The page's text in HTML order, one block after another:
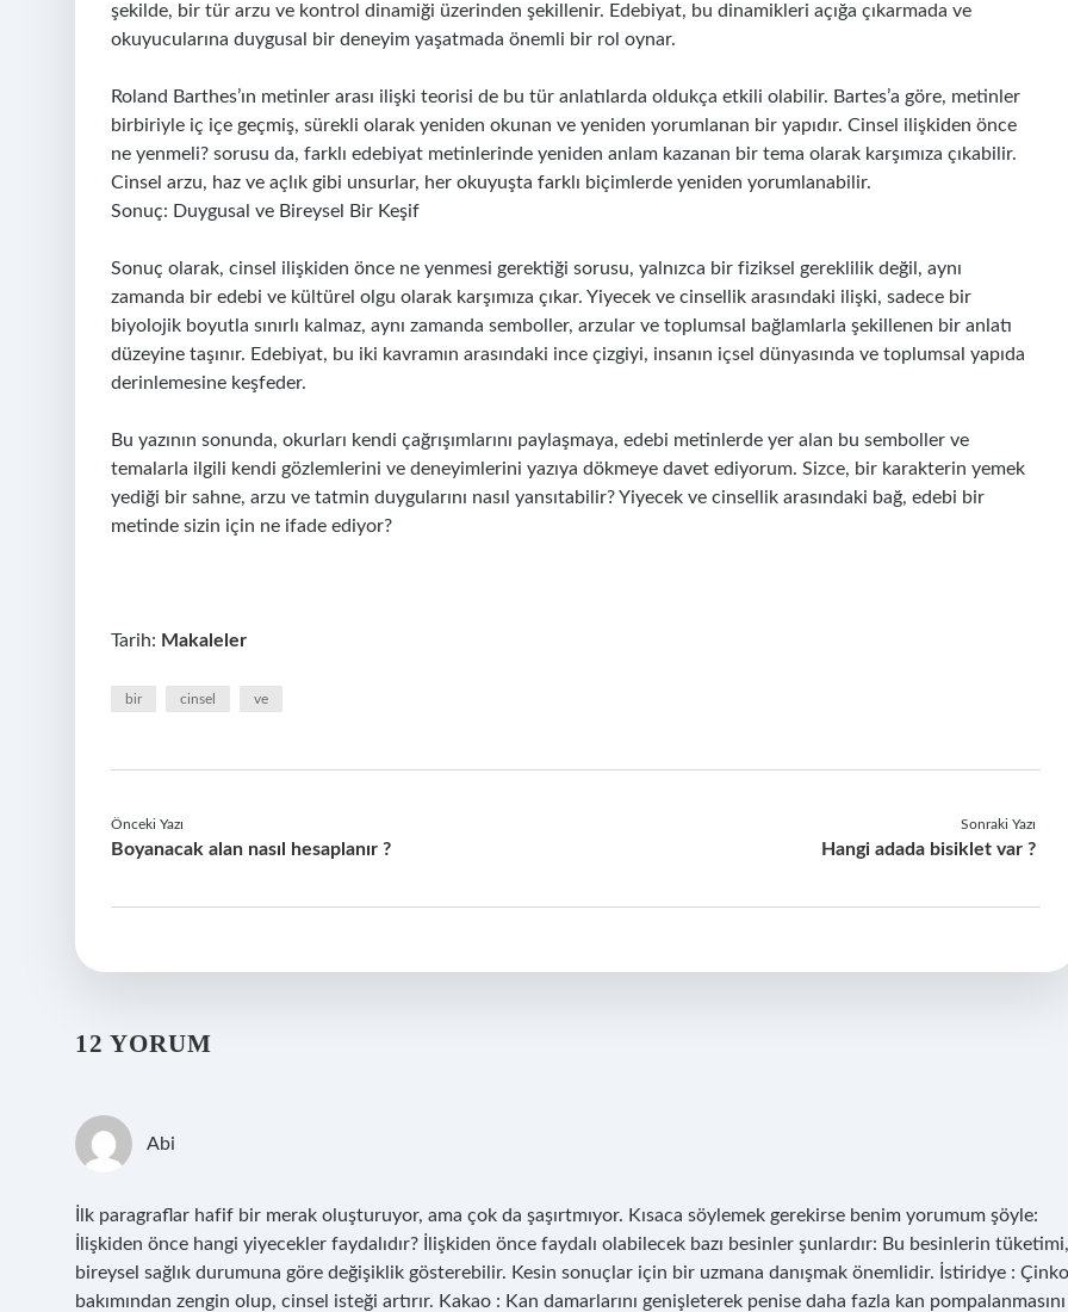
şekilde, bir tür arzu ve kontrol dinamiği üzerinden şekillenir. Edebiyat, bu dinamikleri açığa çıkarmada ve
okuyucularına duygusal bir deneyim yaşatmada önemli bir rol oynar.
Roland Barthes’ın metinler arası ilişki teorisi de bu tür anlatılarda oldukça etkili olabilir. Bartes’a göre, metinler
birbiriyle iç içe geçmiş, sürekli olarak yeniden okunan ve yeniden yorumlanan bir yapıdır. Cinsel ilişkiden önce
ne yenmeli? sorusu da, farklı edebiyat metinlerinde yeniden anlam kazanan bir tema olarak karşımıza çıkabilir.
Cinsel arzu, haz ve açlık gibi unsurlar, her okuyuşta farklı biçimlerde yeniden yorumlanabilir.
Sonuç: Duygusal ve Bireysel Bir Keşif
Sonuç olarak, cinsel ilişkiden önce ne yenmesi gerektiği sorusu, yalnızca bir fiziksel gereklilik değil, aynı
zamanda bir edebi ve kültürel olgu olarak karşımıza çıkar. Yiyecek ve cinsellik arasındaki ilişki, sadece bir
biyolojik boyutla sınırlı kalmaz, aynı zamanda semboller, arzular ve toplumsal bağlamlarla şekillenen bir anlatı
düzeyine taşınır. Edebiyat, bu iki kavramın arasındaki ince çizgiyi, insanın içsel dünyasında ve toplumsal yapıda
derinlemesine keşfeder.
Bu yazının sonunda, okurları kendi çağrışımlarını paylaşmaya, edebi metinlerde yer alan bu semboller ve
temalarla ilgili kendi gözlemlerini ve deneyimlerini yazıya dökmeye davet ediyorum. Sizce, bir karakterin yemek
yediği bir sahne, arzu ve tatmin duygularını nasıl yansıtabilir? Yiyecek ve cinsellik arasındaki bağ, edebi bir
metinde sizin için ne ifade ediyor?
Tarih: Makaleler
bir cinsel ve
Önceki Yazı
Boyanacak alan nasıl hesaplanır ?
Sonraki Yazı
Hangi adada bisiklet var ?
12 YORUM
Abi
İlk paragraflar hafif bir merak oluşturuyor, ama çok da şaşırtmıyor. Kısaca söylemek gerekirse benim yorumum şöyle:
İlişkiden önce hangi yiyecekler faydalıdır? İlişkiden önce faydalı olabilecek bazı besinler şunlardır: Bu besinlerin tüketimi,
bireysel sağlık durumuna göre değişiklik gösterebilir. Kesin sonuçlar için bir uzmana danışmak önemlidir. İstiridye : Çinko
bakımından zengin olup, cinsel isteği artırır. Kakao : Kan damarlarını genişleterek penise daha fazla kan pompalanmasını